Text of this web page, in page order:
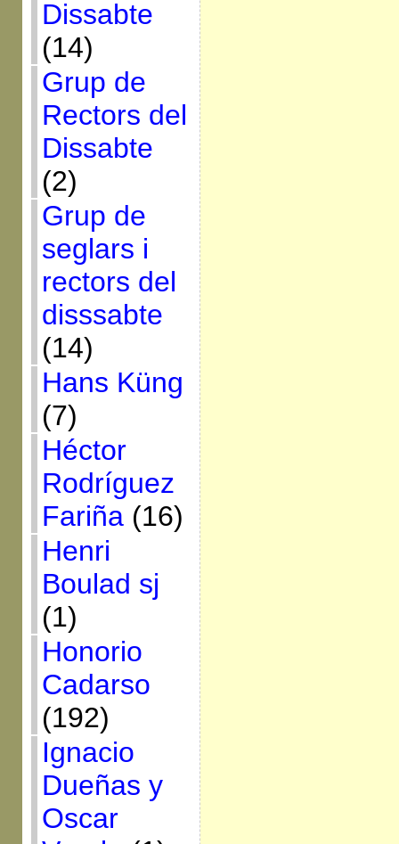
Dissabte
(14)
Grup de
Rectors del
Dissabte
(2)
Grup de
seglars i
rectors del
disssabte
(14)
Hans Küng
(7)
Héctor
Rodríguez
Fariña(16)
Henri
Boulad sj
(1)
Honorio
Cadarso
(192)
Ignacio
Dueñas y
Oscar